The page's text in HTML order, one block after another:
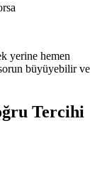
yerine hemen
büyüyebilir ve
Tercihi